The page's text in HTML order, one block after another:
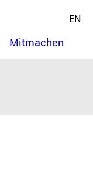
EN
Mitmachen